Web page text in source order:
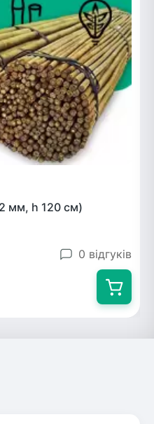
мм, h 120 см)
0 відгуків